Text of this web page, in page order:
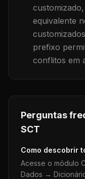
equivalente
prefixo
conflitos em
Perguntas
SCT
Como descobrir
Acesse o módulo
Dados →